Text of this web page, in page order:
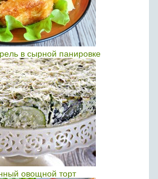
в сырной панировке
овощной торт